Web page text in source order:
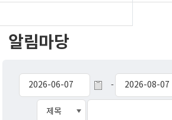
알림마당
-